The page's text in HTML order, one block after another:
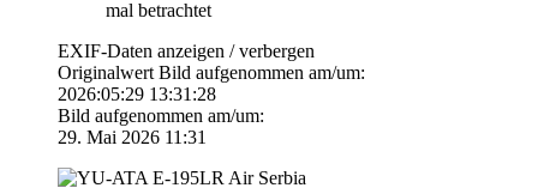
mal betrachtet
EXIF-Daten anzeigen / verbergen
Originalwert Bild aufgenommen am/um:
2026:05:29 13:31:28
Bild aufgenommen am/um:
29. Mai 2026 11:31